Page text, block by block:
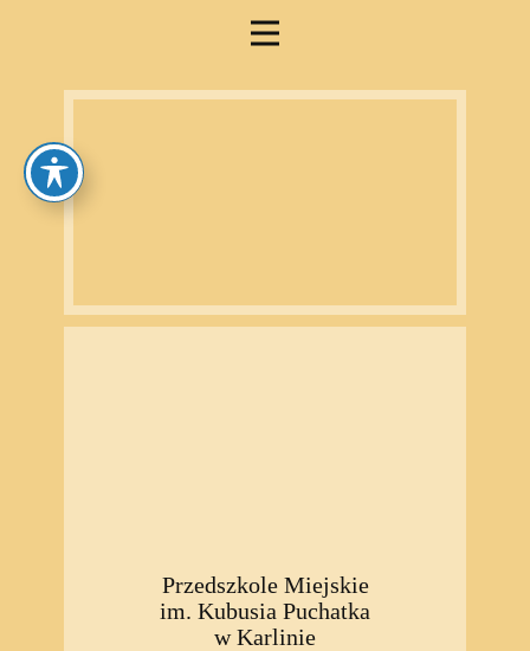
Przedszkole Miejskie
im. Kubusia Puchatka
w Karlinie